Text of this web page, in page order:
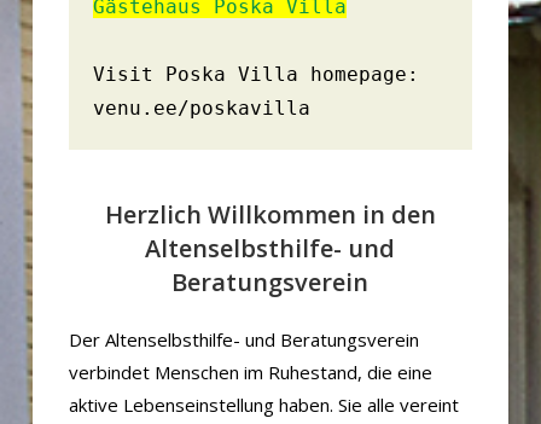
Gästehaus Poska Villa
Visit Poska Villa homepage:
venu.ee/poskavilla
Herzlich Willkommen in den
Altenselbsthilfe- und
Beratungsverein
Der Altenselbsthilfe- und Beratungsverein
verbindet Menschen im Ruhestand, die eine
aktive Lebenseinstellung haben. Sie alle vereint